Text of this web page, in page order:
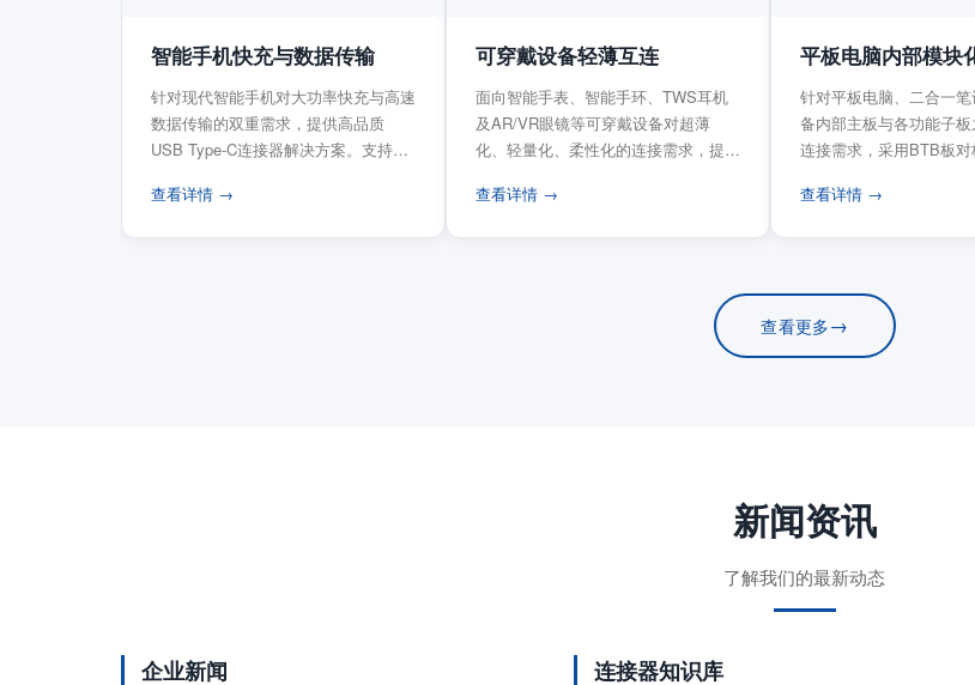
智能手机快充与数据传输
针对现代智能手机对大功率快充与高速
数据传输的双重需求，提供高品质
USB Type-C连接器解决方案。支持
查看详情 →
可穿戴设备轻薄互连
面向智能手表、智能手环、TWS耳机
及AR/VR眼镜等可穿戴设备对超薄
化、轻量化、柔性化的连接需求，提供
查看详情 →
平板电脑内部模块
针对平板电脑、二合一
备内部主板与各功能子
连接需求，采用BTB板
查看详情 →
查看更多→
新闻资讯
了解我们的最新动态
企业新闻 连接器知识库